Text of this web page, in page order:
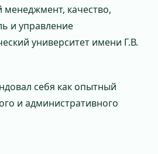
качество,
и управление
университет имени Г.В.
себя как опытный
и административного